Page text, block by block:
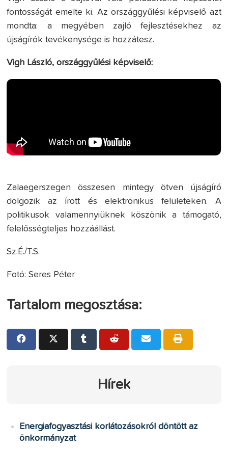
fontosságát emelte ki. Az országgyűlési képviselő azt
mondta: a megyében zajló fejlesztésekhez az
újságírók tevékenysége is hozzátesz.
Vigh László, országgyűlési képviselő:
Zalaegerszegen összesen mintegy ötven újságíró
dolgozik az írott és elektronikus felületeken. A
politikusok valamennyiüknek köszönik a támogató,
felelősségteljes hozzáállást.
Sz.É./T.S.
Fotó: Seres Péter
Tartalom megosztása:
Hírek
Energiafogyasztási korlátozásokról döntött az
önkormányzat